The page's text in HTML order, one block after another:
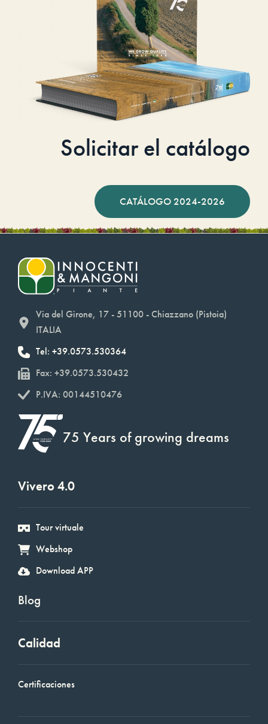
Solicitar el catálogo
CATÁLOGO 2024-2026
Via del Girone, 17 - 51100 - Chiazzano (Pistoia)
ITALIA
Tel: +39.0573.530364
Fax: +39.0573.530432
P.IVA: 00144510476
75 Years of growing dreams
Vivero 4.0
Tour virtuale
Webshop
Download APP
Blog
Calidad
Certificaciones